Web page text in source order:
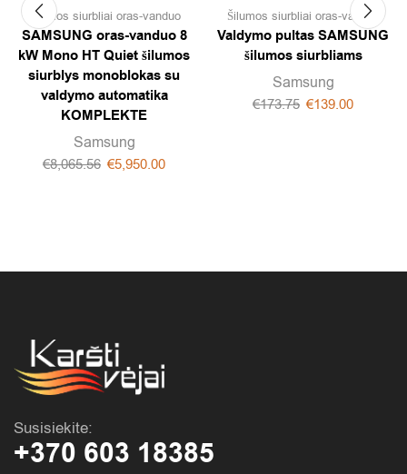
Šilumos siurbliai oras-vanduo
SAMSUNG oras-vanduo 8
kW Mono HT Quiet šilumos
siurblys monoblokas su
valdymo automatika
KOMPLEKTE
Samsung
€8,065.56 €5,950.00
Šilumos siurbliai oras-vanduo
Valdymo pultas SAMSUNG
šilumos siurbliams
Samsung
€173.75 €139.00
Susisiekite:
+370 603 18385